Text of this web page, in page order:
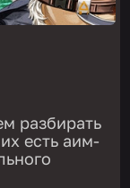
разбирать
есть аим-